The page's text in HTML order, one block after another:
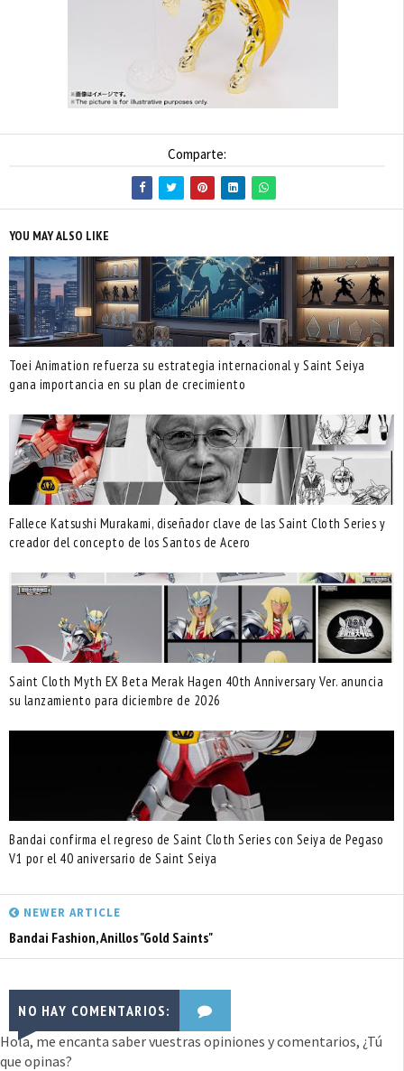
Comparte:
YOU MAY ALSO LIKE
Toei Animation refuerza su estrategia internacional y Saint Seiya
gana importancia en su plan de crecimiento
Fallece Katsushi Murakami, diseñador clave de las Saint Cloth Series y
creador del concepto de los Santos de Acero
Saint Cloth Myth EX Beta Merak Hagen 40th Anniversary Ver. anuncia
su lanzamiento para diciembre de 2026
Bandai confirma el regreso de Saint Cloth Series con Seiya de Pegaso
V1 por el 40 aniversario de Saint Seiya
NEWER ARTICLE
Bandai Fashion, Anillos "Gold Saints"
NO HAY COMENTARIOS:
Hola, me encanta saber vuestras opiniones y comentarios, ¿Tú
que opinas?